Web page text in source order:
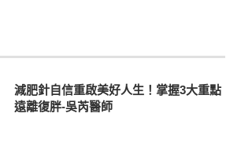
減肥針自信重啟美好人生！掌握3大重點
遠離復胖-吳芮醫師